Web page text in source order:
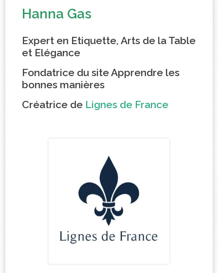
Hanna Gas
Expert en Etiquette, Arts de la Table
et Elégance
Fondatrice du site Apprendre les
bonnes manières
Créatrice de Lignes de France